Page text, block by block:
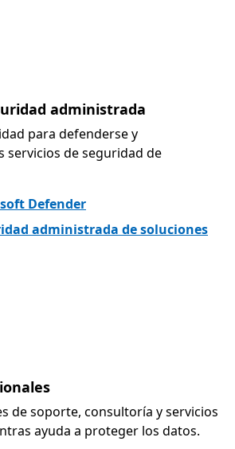
administrada
para defenderse y
servicios de seguridad de
Defender
administrada de soluciones
de soporte, consultoría y servicios
ayuda a proteger los datos.